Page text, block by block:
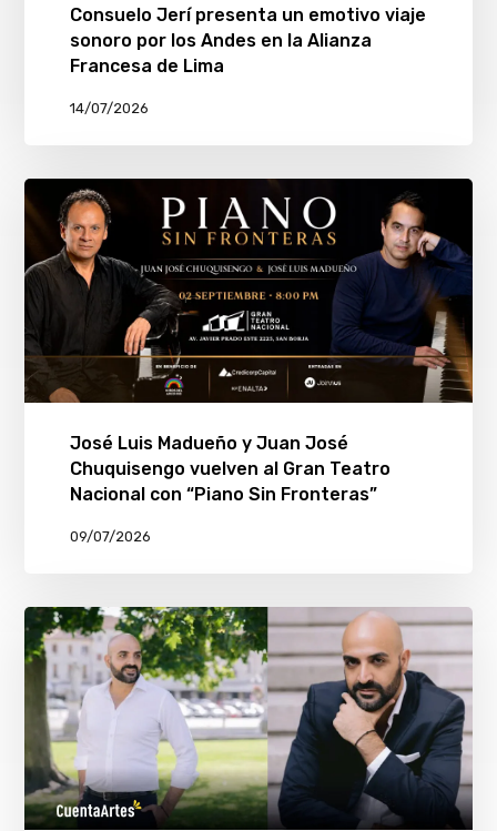
Consuelo Jerí presenta un emotivo viaje
sonoro por los Andes en la Alianza
Francesa de Lima
14/07/2026
José Luis Madueño y Juan José
Chuquisengo vuelven al Gran Teatro
Nacional con “Piano Sin Fronteras”
09/07/2026